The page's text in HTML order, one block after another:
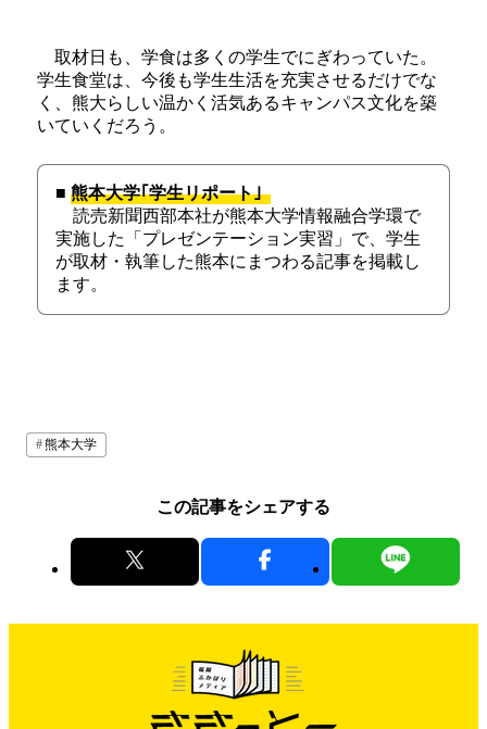
取材日も、学食は多くの学生でにぎわっていた。
学生食堂は、今後も学生生活を充実させるだけでな
く、熊大らしい温かく活気あるキャンパス文化を築
いていくだろう。
■ 熊本大学｢学生リポート｣
読売新聞西部本社が熊本大学情報融合学環で
実施した「プレゼンテーション実習」で、学生
が取材・執筆した熊本にまつわる記事を掲載し
ます。
熊本大学
この記事をシェアする